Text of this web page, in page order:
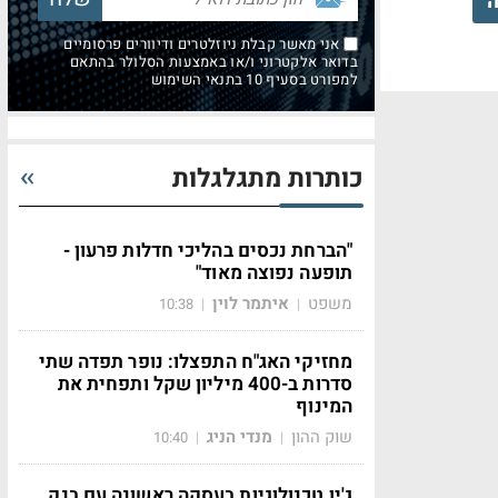
אני מאשר קבלת ניוזלטרים ודיוורים פרסומיים
בדואר אלקטרוני ו/או באמצעות הסלולר בהתאם
למפורט בסעיף 10 בתנאי השימוש
כותרות מתגלגלות
"הברחת נכסים בהליכי חדלות פרעון -
תופעה נפוצה מאוד"
משפט | איתמר לוין |
10:38
מחזיקי האג"ח התפצלו: נופר תפדה שתי
סדרות ב-400 מיליון שקל ותפחית את
המינוף
שוק ההון | מנדי הניג |
10:40